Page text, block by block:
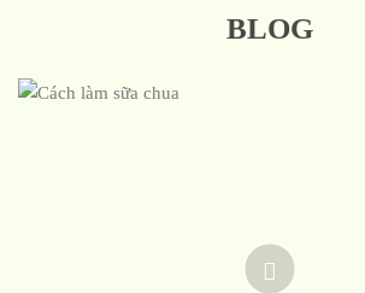
BLOG